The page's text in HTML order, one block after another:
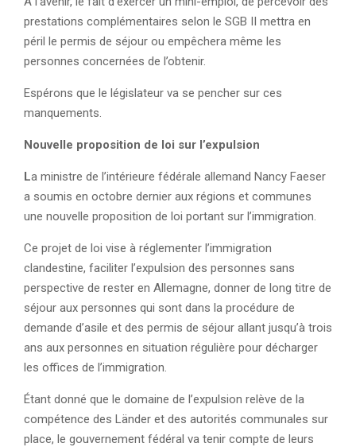
prestations complémentaires selon le SGB II mettra en
péril le permis de séjour ou empêchera même les
personnes concernées de l’obtenir.
Espérons que le législateur va se pencher sur ces
manquements.
Nouvelle proposition de loi sur l’expulsion
La ministre de l’intérieure fédérale allemand Nancy Faeser
a soumis en octobre dernier aux régions et communes
une nouvelle proposition de loi portant sur l’immigration.
Ce projet de loi vise à réglementer l’immigration
clandestine, faciliter l’expulsion des personnes sans
perspective de rester en Allemagne, donner de long titre de
séjour aux personnes qui sont dans la procédure de
demande d’asile et des permis de séjour allant jusqu’à trois
ans aux personnes en situation régulière pour décharger
les offices de l’immigration.
Étant donné que le domaine de l’expulsion relève de la
compétence des Länder et des autorités communales sur
place, le gouvernement fédéral va tenir compte de leurs